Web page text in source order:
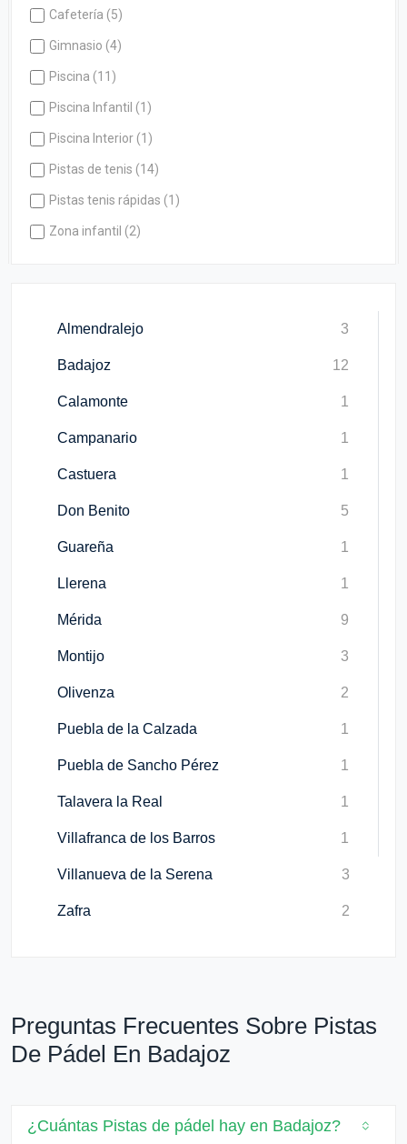
Cafetería (5)
Gimnasio (4)
Piscina (11)
Piscina Infantil (1)
Piscina Interior (1)
Pistas de tenis (14)
Pistas tenis rápidas (1)
Zona infantil (2)
Almendralejo 3
Badajoz 12
Calamonte 1
Campanario 1
Castuera 1
Don Benito 5
Guareña 1
Llerena 1
Mérida 9
Montijo 3
Olivenza 2
Puebla de la Calzada 1
Puebla de Sancho Pérez 1
Talavera la Real 1
Villafranca de los Barros 1
Villanueva de la Serena 3
Zafra 2
Preguntas Frecuentes Sobre Pistas
De Pádel En Badajoz
¿Cuántas Pistas de pádel hay en Badajoz?